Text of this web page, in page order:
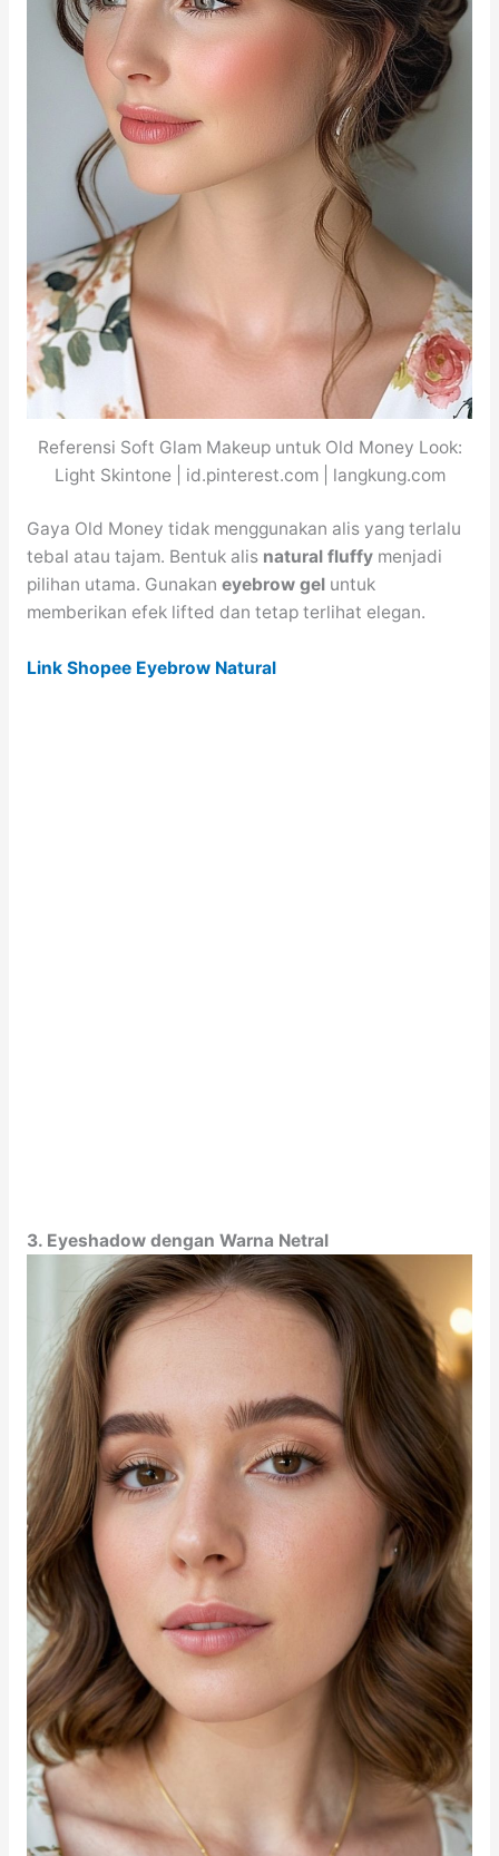
Referensi Soft Glam Makeup untuk Old Money Look:
Light Skintone | id.pinterest.com | langkung.com
Gaya Old Money tidak menggunakan alis yang terlalu
tebal atau tajam. Bentuk alis natural fluffymenjadi
pilihan utama. Gunakan eyebrow geluntuk
memberikan efek lifted dan tetap terlihat elegan.
Link Shopee Eyebrow Natural
3. Eyeshadow dengan Warna Netral